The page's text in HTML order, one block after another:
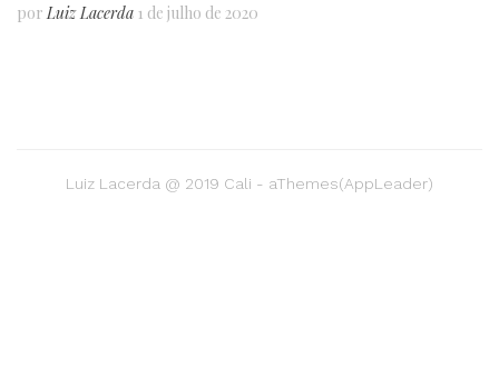
porLuiz Lacerda 1 de julho de 2020
Luiz Lacerda @ 2019 Cali - aThemes(AppLeader)